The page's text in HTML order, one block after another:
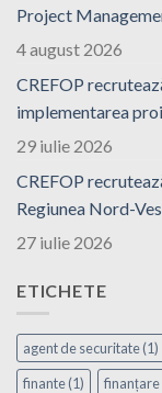
Project
4 august 2026
CREFOP
implementarea
29 iulie 2026
CREFOP
Regiunea Nord-
27 iulie 2026
ETICHETE
agent de securitate(1)
finante(1) finanțare